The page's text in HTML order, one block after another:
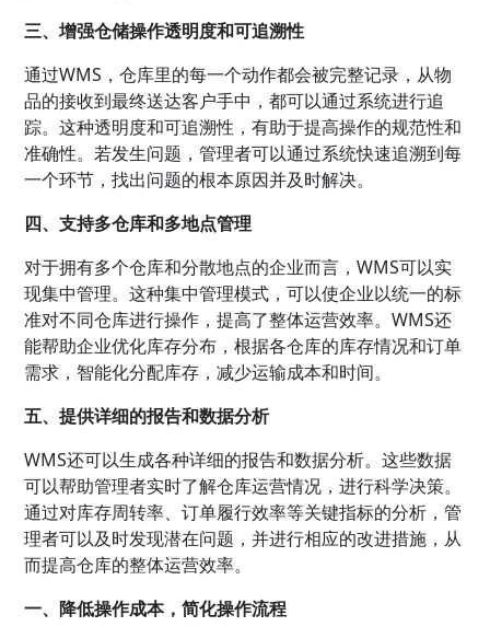
三、增强仓储操作透明度和可追溯性
通过WMS，仓库里的每一个动作都会被完整记录，从物
品的接收到最终送达客户手中，都可以通过系统进行追
踪。这种透明度和可追溯性，有助于提高操作的规范性和
准确性。若发生问题，管理者可以通过系统快速追溯到每
一个环节，找出问题的根本原因并及时解决。
四、支持多仓库和多地点管理
对于拥有多个仓库和分散地点的企业而言，WMS可以实
现集中管理。这种集中管理模式，可以使企业以统一的标
准对不同仓库进行操作，提高了整体运营效率。WMS还
能帮助企业优化库存分布，根据各仓库的库存情况和订单
需求，智能化分配库存，减少运输成本和时间。
五、提供详细的报告和数据分析
WMS还可以生成各种详细的报告和数据分析。这些数据
可以帮助管理者实时了解仓库运营情况，进行科学决策。
通过对库存周转率、订单履行效率等关键指标的分析，管
理者可以及时发现潜在问题，并进行相应的改进措施，从
而提高仓库的整体运营效率。
一、降低操作成本，简化操作流程